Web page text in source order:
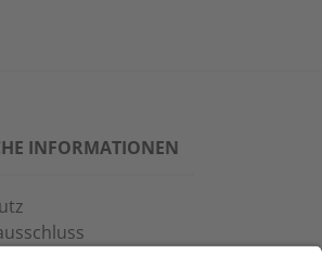
INFORMATIONEN